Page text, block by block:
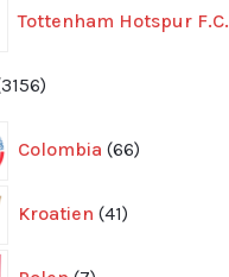
Tottenham Hotspur F.C.
3156
produkter
Colombia 66
produkter
Kroatien 41
produkter